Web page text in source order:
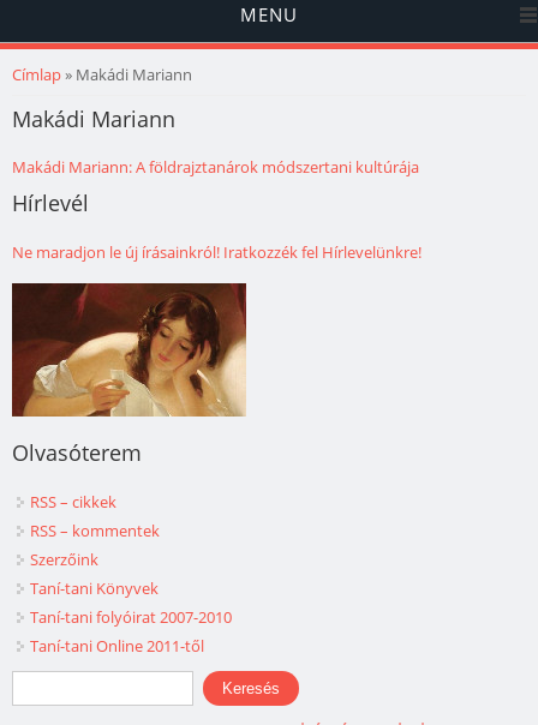
MENU
Jelenlegi hely
Címlap» Makádi Mariann
Makádi Mariann
Makádi Mariann: A földrajztanárok módszertani kultúrája
Hírlevél
Ne maradjon le új írásainkról! Iratkozzék fel Hírlevelünkre!
Olvasóterem
RSS – cikkek
RSS – kommentek
Szerzőink
Taní-tani Könyvek
Taní-tani folyóirat 2007-2010
Taní-tani Online 2011-től
Keresés űrlap
Keresés